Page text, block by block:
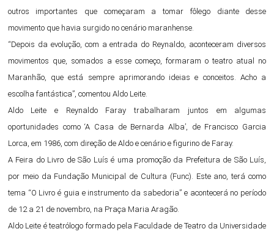
outros importantes que começaram a tomar fôlego diante desse
movimento que havia surgido no cenário maranhense.
“Depois da evolução, com a entrada do Reynaldo, aconteceram diversos
movimentos que, somados a esse começo, formaram o teatro atual no
Maranhão, que está sempre aprimorando ideias e conceitos. Acho a
escolha fantástica”, comentou Aldo Leite.
Aldo Leite e Reynaldo Faray trabalharam juntos em algumas
oportunidades como ‘A Casa de Bernarda Alba’, de Francisco Garcia
Lorca, em 1986, com direção de Aldo e cenário e figurino de Faray.
A Feira do Livro de São Luís é uma promoção da Prefeitura de São Luís,
por meio da Fundação Municipal de Cultura (Func). Este ano, terá como
tema “O Livro é guia e instrumento da sabedoria” e acontecerá no período
de 12 a 21 de novembro, na Praça Maria Aragão.
Aldo Leite é teatrólogo formado pela Faculdade de Teatro da Universidade